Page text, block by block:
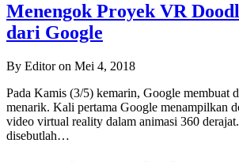
Menengok Proyek VR
dari Google
By Editor on Mei 4, 2018
Pada Kamis (3/5) kemarin, Google membuat
menarik. Kali pertama Google menampilkan
video virtual reality dalam animasi 360
disebutlah…